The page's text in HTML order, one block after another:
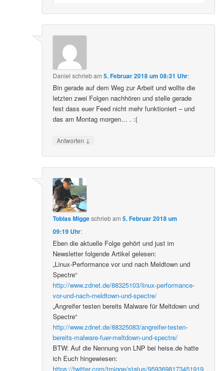
Daniel schriebam5. Februar 2018 um 08:31 Uhr:
Bin gerade auf dem Weg zur Arbeit und wollte die
letzten zwei Folgen nachhören und stelle gerade
fest dass euer Feed nicht mehr funktioniert – und
das am Montag morgen… . :(
Antworten ↓
Tobias Miggeschriebam5. Februar 2018 um
09:19 Uhr:
Eben die aktuelle Folge gehört und just im
Newsletter folgende Artikel gelesen:
„Linux-Performance vor und nach Meldtown und
Spectre“
http://www.zdnet.de/88325103/linux-performance-
vor-und-nach-meldtown-und-spectre/
„Angreifer testen bereits Malware für Meltdown und
Spectre“
http://www.zdnet.de/88325083/angreifer-testen-
bereits-malware-fuer-meltdown-und-spectre/
BTW: Auf die Nennung von LNP bei heise.de hatte
ich Euch hingewiesen:
https://twitter.com/tmigge/status/9593698173451919